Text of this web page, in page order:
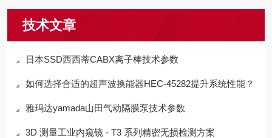
技术文章
日本SSD西西蒂CABX离子棒技术参数
如何选择合适的超声波换能器HEC-45282提升系统性能？
雅玛达yamada山田气动隔膜泵技术参数
3D 测量工业内窥镜 - T3 系列精密无损检测方案